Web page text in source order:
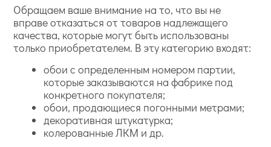
Обращаем ваше внимание на то, что вы не
вправе отказаться от товаров надлежащего
качества, которые могут быть использованы
только приобретателем. В эту категорию входят:
обои с определенным номером партии,
которые заказываются на фабрике под
конкретного покупателя;
обои, продающиеся погонными метрами;
декоративная штукатурка;
колерованные ЛКМ и др.